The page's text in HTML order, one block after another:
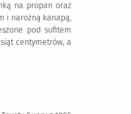
na propan oraz
i narożną kanapą,
pod sufitem
centymetrów, a